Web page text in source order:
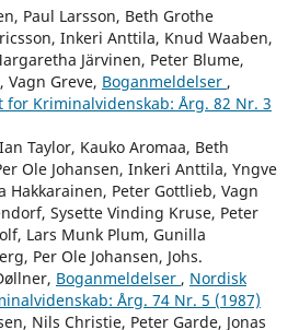
Paul Larsson, Beth Grothe
Inkeri Anttila, Knud Waaben,
Järvinen, Peter Blume,
Vagn Greve, Boganmeldelser ,
for Kriminalvidenskab: Årg. 82 Nr. 3
Taylor, Kauko Aromaa, Beth
Ole Johansen, Inkeri Anttila, Yngve
Hakkarainen, Peter Gottlieb, Vagn
Sysette Vinding Kruse, Peter
Lars Munk Plum, Gunilla
Per Ole Johansen, Johs.
Boganmeldelser , Nordisk
Årg. 74 Nr. 5 (1987)
Nils Christie, Peter Garde, Jonas